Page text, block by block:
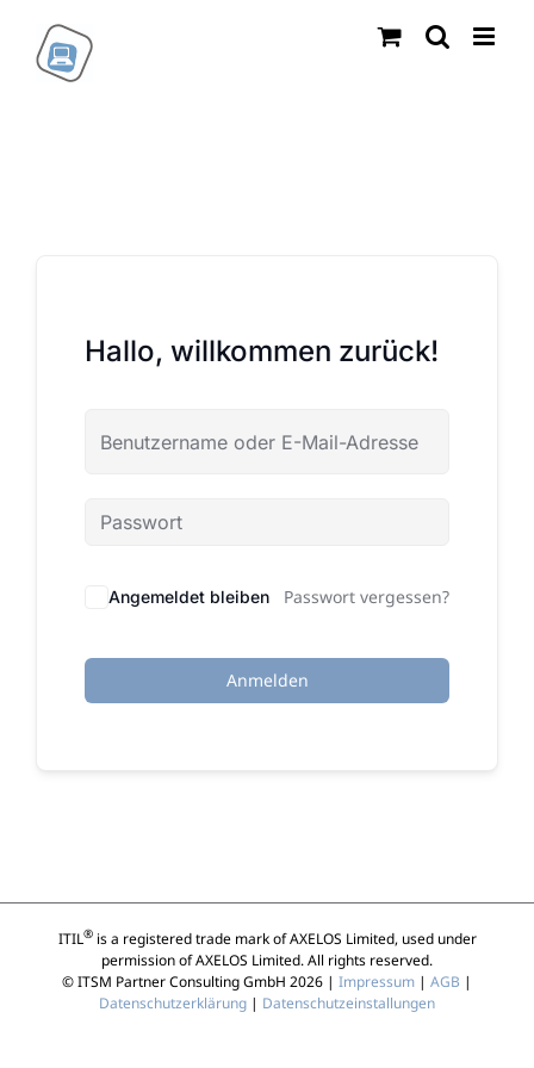
Inhalt
springen
Hallo, willkommen zurück!
Angemeldet bleiben Passwort vergessen?
Anmelden
ITIL®is a registered trade mark of AXELOS Limited, used under
permission of AXELOS Limited. All rights reserved.
© ITSM Partner Consulting GmbH 2026 | Impressum | AGB |
Datenschutzerklärung | Datenschutzeinstallungen